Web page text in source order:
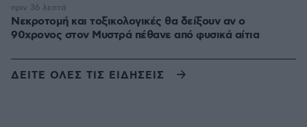
Νεκροτομή και τοξικολογικές θα δείξουν αν ο
90χρονος στον Μυστρά πέθανε από φυσικά αίτια
πριν 36 λεπτά
ΔΕΙΤΕ ΟΛΕΣ ΤΙΣ ΕΙΔΗΣΕΙΣ